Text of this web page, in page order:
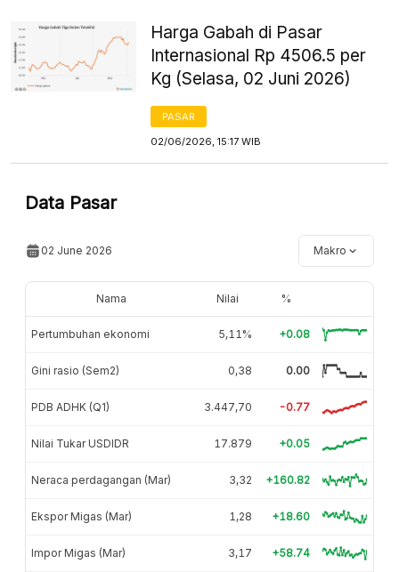
Harga Gabah di Pasar
Internasional Rp 4506.5 per
Kg (Selasa, 02 Juni 2026)
PASAR
02/06/2026, 15:17 WIB
Data Pasar
02 June 2026 Makro
Nama Nilai %
Pertumbuhan ekonomi 5,11% +0.08
Gini rasio (Sem2) 0,38 0.00
PDB ADHK (Q1) 3.447,70 -0.77
Nilai Tukar USDIDR 17.879 +0.05
Neraca perdagangan (Mar) 3,32 +160.82
Ekspor Migas (Mar) 1,28 +18.60
Impor Migas (Mar) 3,17 +58.74